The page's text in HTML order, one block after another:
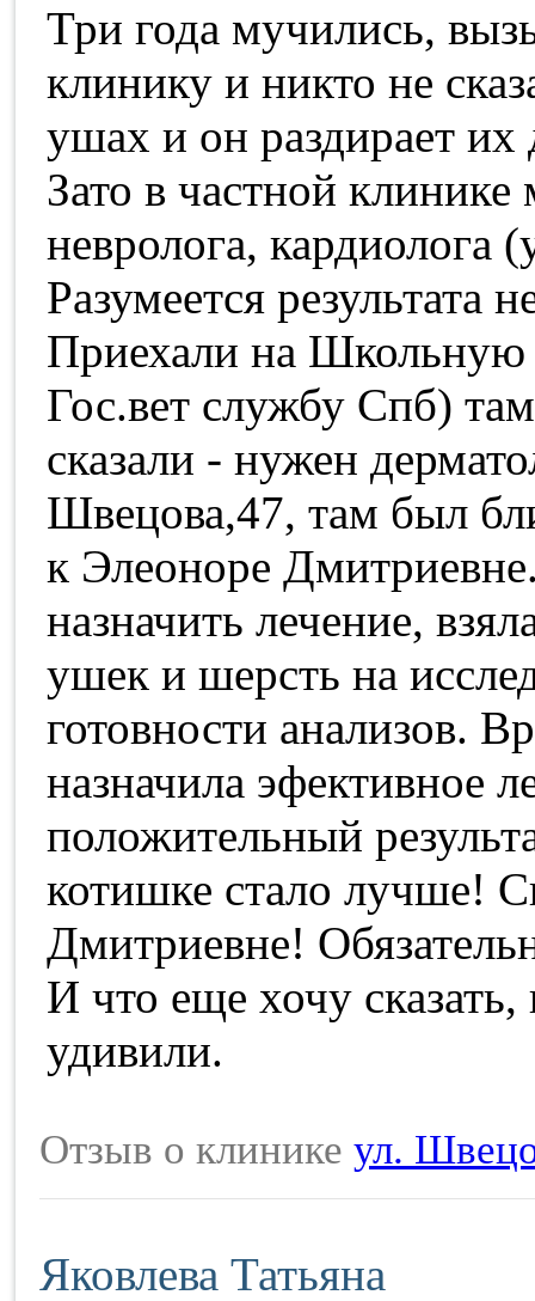
Три года мучились,
клинику и никто не
ушах и он раздирает
Зато в частной
невролога,
Разумеется результата
Приехали на Школьную
Гос.вет службу Спб)
сказали - нужен
Швецова,47, там был
к Элеоноре
назначить лечение,
ушек и шерсть на
готовности анализов.
назначила эфективное
положительный
котишке стало лучше!
Дмитриевне!
И что еще хочу
удивили.
Отзыв о клинике ул.
Яковлева Татьяна